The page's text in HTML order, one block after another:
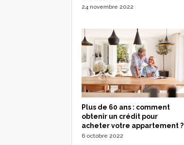
24 novembre 2022
Plus de 60 ans : comment
obtenir un crédit pour
acheter votre appartement ?
6 octobre 2022